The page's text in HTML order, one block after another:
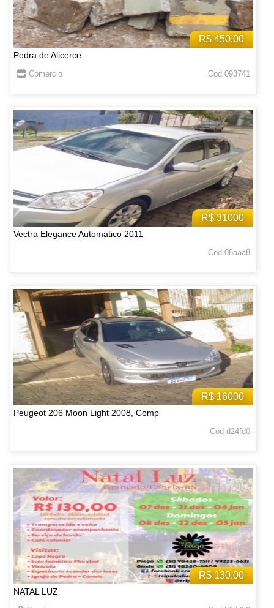
R$ 450,00
Pedra de Alicerce
Comercio Cod 093741
R$ 31000
Vectra Elegance Automatico 2011
Cod 08aaa8
R$ 16000
Peugeot 206 Moon Light 2008, Comp
Cod d24fd0
R$ 130,00
NATAL LUZ